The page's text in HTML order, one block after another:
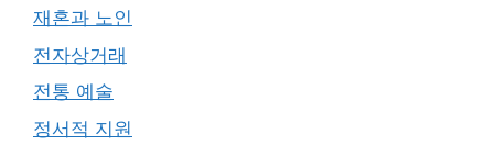
재혼과 노인
전자상거래
전통 예술
정서적 지원